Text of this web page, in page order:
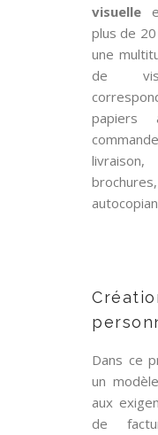
visuelle
plus de
une
de
Dans ce
un
aux
de